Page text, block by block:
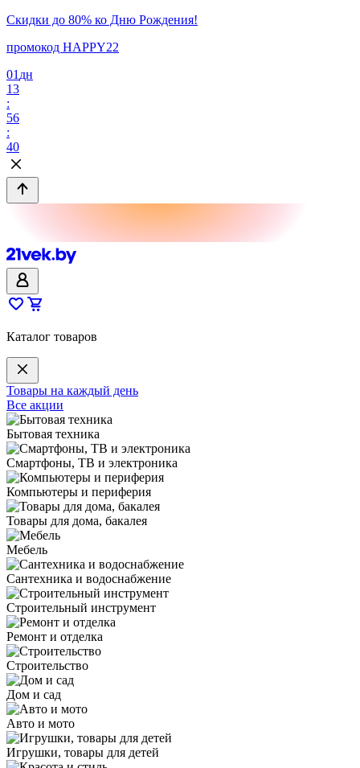
Скидки до 80% ко Дню Рождения!
промокод HAPPY22
01 дн
13
:
56
:
40
Каталог товаров
Товары на каждый день
Все акции
Бытовая техника
Смартфоны, ТВ и электроника
Компьютеры и периферия
Товары для дома, бакалея
Мебель
Сантехника и водоснабжение
Строительный инструмент
Ремонт и отделка
Строительство
Дом и сад
Авто и мото
Игрушки, товары для детей